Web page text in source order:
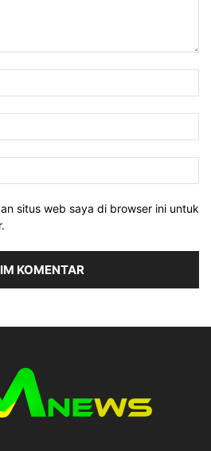
situs web saya di browser ini untuk